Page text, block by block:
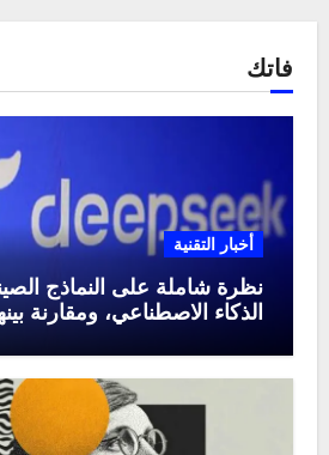
فاتك
أخبار التقنية
نظرة شاملة على النماذج
الذكاء الاصطناعي، ومقارنة